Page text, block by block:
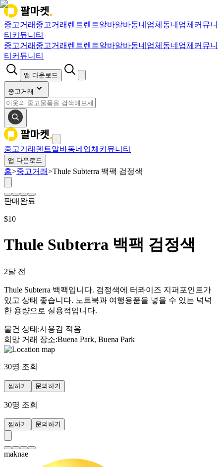
중고거래 중고거래 렌트렌트알바알바동네업체 동네업체 커뮤니
티 커뮤니티
중고거래 중고거래 렌트렌트알바알바동네업체 동네업체 커뮤니
티 커뮤니티
앱 다운로드
중고거래
중고거래 렌트알바동네업체 커뮤니티
앱 다운로드
홈>중고거래>Thule Subterra 백팩 검정색
판매완료
$10
Thule Subterra 백팩 검정색
2달 전
Thule Subterra 백팩입니다. 검정색에 터콰이즈 지퍼포인트가
있고 상태 좋습니다. 노트북과 여행용품을 넣을 수 있는 넉넉
한 용량으로 실용적입니다.
물건 상태 :사용감 적음
희망 거래 장소:Buena Park, Buena Park
30명 조회
찜하기 문의하기
30명 조회
찜하기 문의하기
maknae